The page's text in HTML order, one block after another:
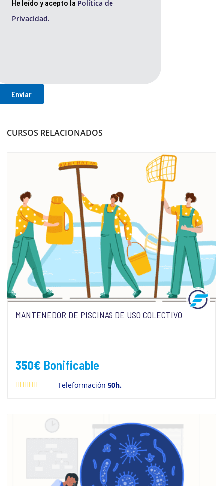
He leído y acepto la Política de
Privacidad.
CURSOS RELACIONADOS
MANTENEDOR DE PISCINAS DE USO COLECTIVO
350€ Bonificable
Teleformación50h.